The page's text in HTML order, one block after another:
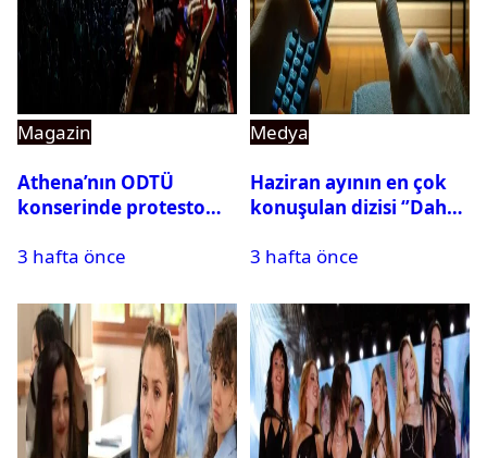
Magazin
Athena’nın ODTÜ
konserinde protesto
3 hafta önce
Medya
Haziran ayının en çok
konuşulan dizisi ‘’Daha
3 hafta önce